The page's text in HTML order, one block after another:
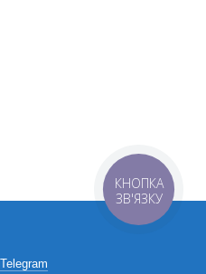
Telegram
КНОПКА
ЗВ'ЯЗКУ